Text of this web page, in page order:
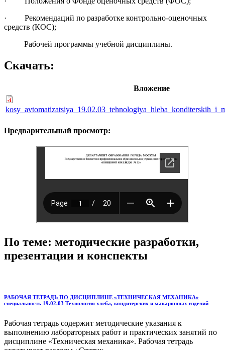
· Рекомендаций по разработке контрольно-оценочных
средств (КОС);
Рабочей программы учебной дисциплины.
Скачать:
Вложение
Предварительный просмотр:
По теме: методические разработки,
презентации и конспекты
РАБОЧАЯ ТЕТРАДЬ ПО ДИСЦИПЛИНЕ «ТЕХНИЧЕСКАЯ МЕХАНИКА»
специальность 19.02.03 Технология хлеба, кондитерских и макаронных изделий
Рабочая тетрадь содержит методические указания к
выполнению лабораторных работ и практических занятий по
дисциплине «Техническая механика». Рабочая тетрадь